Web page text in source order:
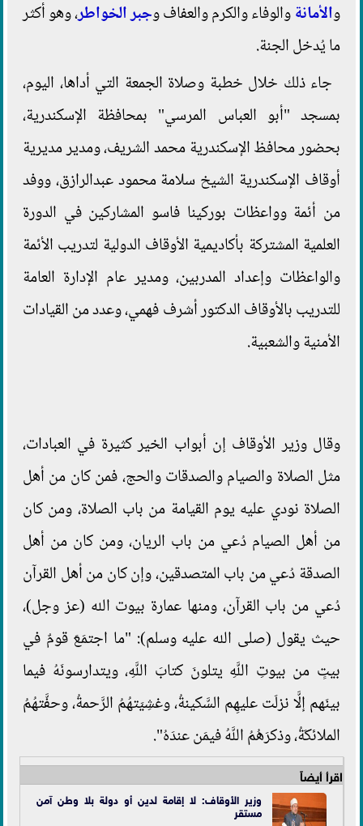
والأمانةوالوفاء والكرم والعفاف وجبر الخواطر، وهو أكثر
ما يُدخل الجنة.
جاء ذلك خلال خطبة وصلاة الجمعة التي أداها، اليوم،
بمسجد "أبو العباس المرسي" بمحافظة الإسكندرية،
بحضور محافظ الإسكندرية محمد الشريف، ومدير مديرية
أوقاف الإسكندرية الشيخ سلامة محمود عبدالرازق، ووفد
من أئمة وواعظات بوركينا فاسو المشاركين في الدورة
العلمية المشتركة بأكاديمية الأوقاف الدولية لتدريب الأئمة
والواعظات وإعداد المدربين، ومدير عام الإدارة العامة
للتدريب بالأوقاف الدكتور أشرف فهمي، وعدد من القيادات
الأمنية والشعبية.
وقال وزير الأوقاف إن أبواب الخير كثيرة في العبادات،
مثل الصلاة والصيام والصدقات والحج، فمن كان من أهل
الصلاة نودي عليه يوم القيامة من باب الصلاة، ومن كان
من أهل الصيام دُعي من باب الريان، ومن كان من أهل
الصدقة دُعي من باب المتصدقين، وإن كان من أهل القرآن
دُعي من باب القرآن، ومنها عمارة بيوت الله (عز وجل)،
حيث يقول (صلى الله عليه وسلم): "ما اجتمَعَ قومٌ في
بيتٍ من بيوتِ اللَّهِ يتلونَ كتابَ اللَّهِ، ويتدارسونَهُ فيما
بينَهم إلَّا نزلَت عليهِم السَّكينةُ، وغشِيَتهُمُ الرَّحمةُ، وحفَّتهُمُ
الملائكَةُ، وذكرَهُمُ اللَّهُ فيمَن عندَهُ".
اقرأ أيضاً
وزير الأوقاف: لا إقامة لدين أو دولة بلا وطن آمن
مستقر